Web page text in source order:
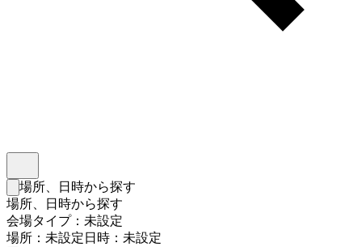
検索フォームを閉じる
場所、日時から探す
場所、日時から探す
会場タイプ：未設定
場所：未設定日時：未設定